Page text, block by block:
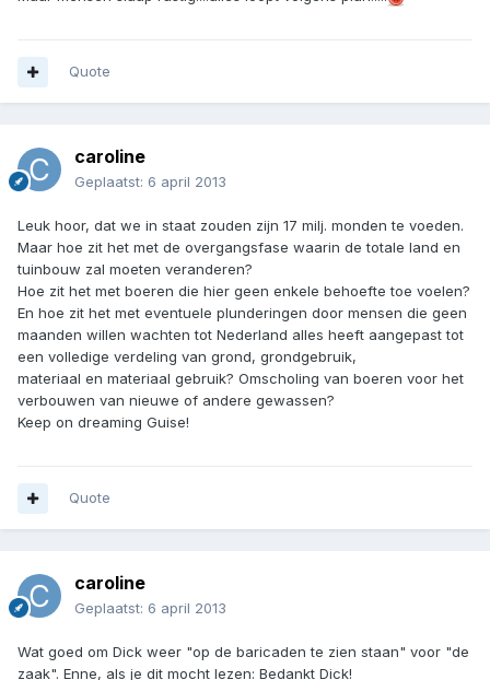
Quote
caroline
Geplaatst: 6 april 2013
Leuk hoor, dat we in staat zouden zijn 17 milj. monden te voeden.
Maar hoe zit het met de overgangsfase waarin de totale land en
tuinbouw zal moeten veranderen?
Hoe zit het met boeren die hier geen enkele behoefte toe voelen?
En hoe zit het met eventuele plunderingen door mensen die geen
maanden willen wachten tot Nederland alles heeft aangepast tot
een volledige verdeling van grond, grondgebruik,
materiaal en materiaal gebruik? Omscholing van boeren voor het
verbouwen van nieuwe of andere gewassen?
Keep on dreaming Guise!
Quote
caroline
Geplaatst: 6 april 2013
Wat goed om Dick weer "op de baricaden te zien staan" voor "de
zaak". Enne, als je dit mocht lezen: Bedankt Dick!